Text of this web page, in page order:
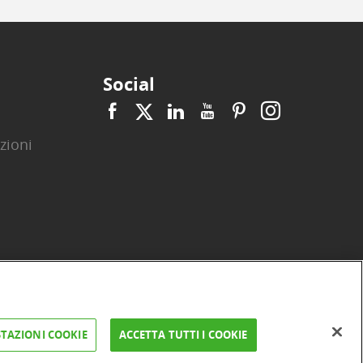
Social
| | | | |
FAQ e Sicurezza
COOKIE ACCETTA TUTTI I COOKIE